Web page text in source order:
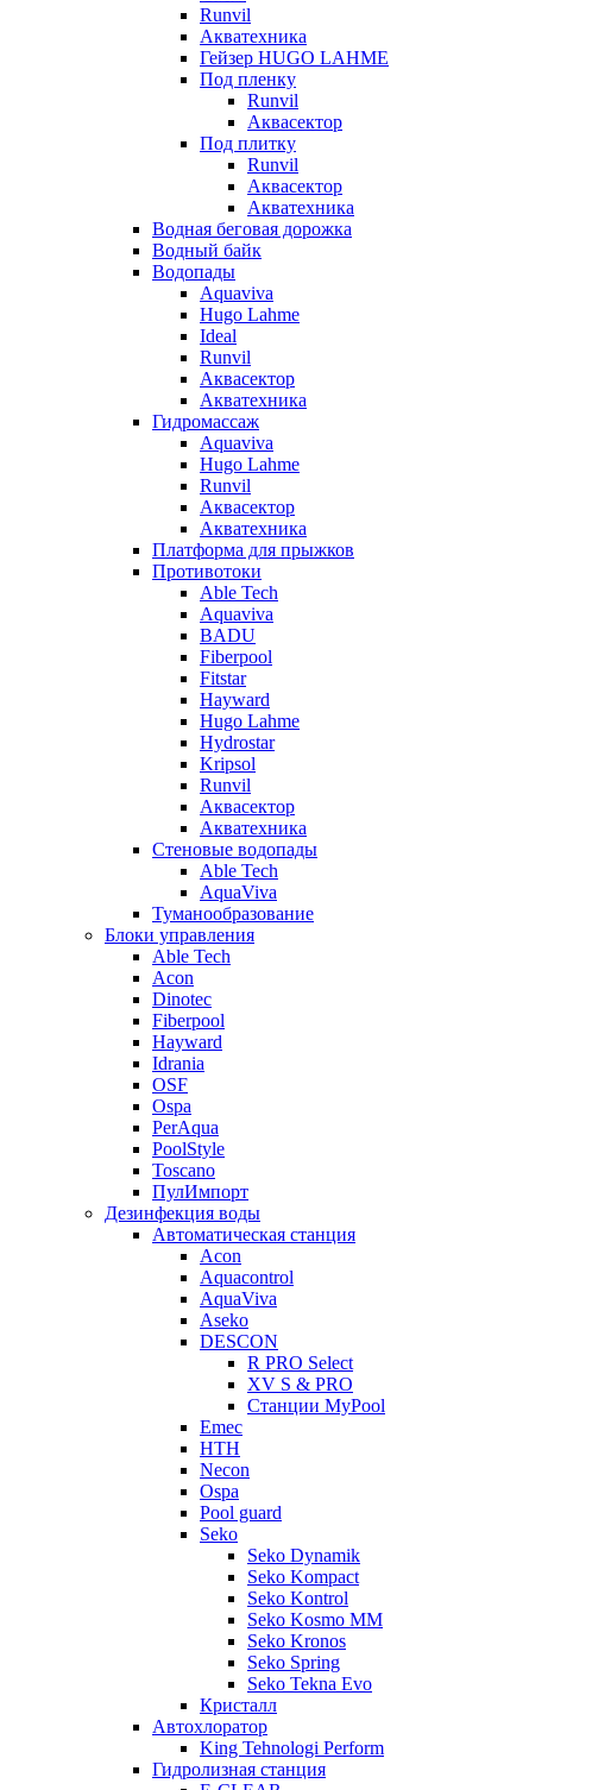
Runvil
Акватехника
Гейзер HUGO LAHME
Под пленку
Runvil
Аквасектор
Под плитку
Runvil
Аквасектор
Акватехника
Водная беговая дорожка
Водный байк
Водопады
Aquaviva
Hugo Lahme
Ideal
Runvil
Аквасектор
Акватехника
Гидромассаж
Aquaviva
Hugo Lahme
Runvil
Аквасектор
Акватехника
Платформа для прыжков
Противотоки
Able Tech
Aquaviva
BADU
Fiberpool
Fitstar
Hayward
Hugo Lahme
Hydrostar
Kripsol
Runvil
Аквасектор
Акватехника
Стеновые водопады
Able Tech
AquaViva
Туманообразование
Блоки управления
Able Tech
Acon
Dinotec
Fiberpool
Hayward
Idrania
OSF
Ospa
PerAqua
PoolStyle
Toscano
ПулИмпорт
Дезинфекция воды
Автоматическая станция
Acon
Aquacontrol
AquaViva
Aseko
DESCON
R PRO Select
XV S & PRO
Станции MyPool
Emec
HTH
Necon
Ospa
Pool guard
Seko
Seko Dynamik
Seko Kompact
Seko Kontrol
Seko Kosmo MM
Seko Kronos
Seko Spring
Seko Tekna Evo
Кристалл
Автохлоратор
King Tehnologi Perform
Гидролизная станция